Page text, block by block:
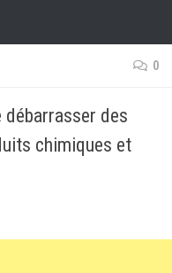
0
des
chimiques et